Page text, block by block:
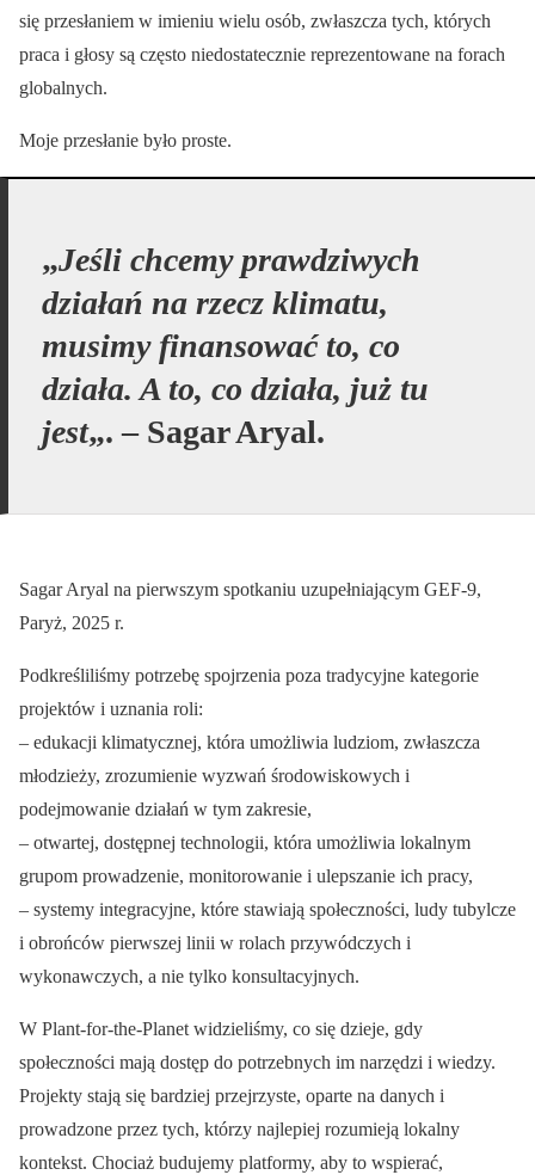
się przesłaniem w imieniu wielu osób, zwłaszcza tych, których
praca i głosy są często niedostatecznie reprezentowane na forach
globalnych.
Moje przesłanie było proste.
„Jeśli chcemy prawdziwych
działań na rzecz klimatu,
musimy finansować to, co
działa. A to, co działa, już tu
jest„. – Sagar Aryal.
Sagar Aryal na pierwszym spotkaniu uzupełniającym GEF-9,
Paryż, 2025 r.
Podkreśliliśmy potrzebę spojrzenia poza tradycyjne kategorie
projektów i uznania roli:
– edukacji klimatycznej, która umożliwia ludziom, zwłaszcza
młodzieży, zrozumienie wyzwań środowiskowych i
podejmowanie działań w tym zakresie,
– otwartej, dostępnej technologii, która umożliwia lokalnym
grupom prowadzenie, monitorowanie i ulepszanie ich pracy,
– systemy integracyjne, które stawiają społeczności, ludy tubylcze
i obrońców pierwszej linii w rolach przywódczych i
wykonawczych, a nie tylko konsultacyjnych.
W Plant-for-the-Planet widzieliśmy, co się dzieje, gdy
społeczności mają dostęp do potrzebnych im narzędzi i wiedzy.
Projekty stają się bardziej przejrzyste, oparte na danych i
prowadzone przez tych, którzy najlepiej rozumieją lokalny
kontekst. Chociaż budujemy platformy, aby to wspierać,